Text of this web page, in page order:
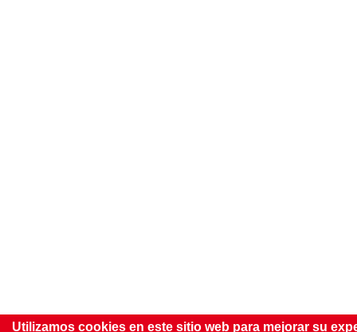
Utilizamos cookies en este sitio web para mejorar su